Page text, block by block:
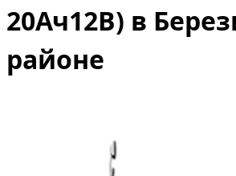
20Ач12В) в
районе